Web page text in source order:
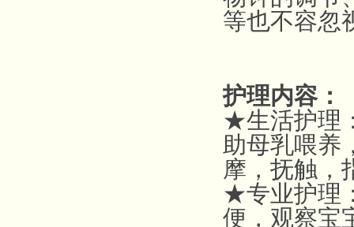
等也不容忽
护理内容：
★生活护理
助母乳喂养
摩，抚触，
★专业护理
便，观察宝